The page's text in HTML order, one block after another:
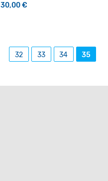
30,00€
32 33 34 35